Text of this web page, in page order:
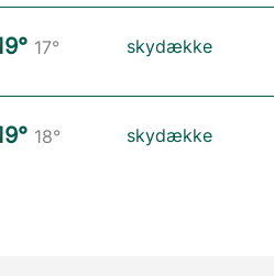
17° skydække
18° skydække